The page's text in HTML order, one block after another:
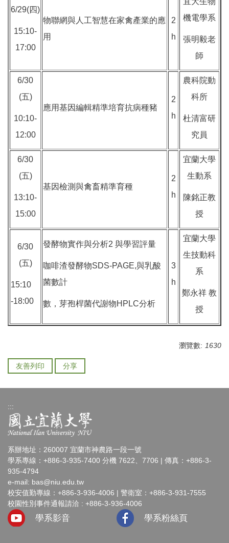
6/29(四)
15:10-
17:00
物聯網與人工智慧在家禽產業的應
用
2
h
機電學系
張明毅老
師
6/30
(五)
10:10-
12:00
應用基因編輯精準培育抗病種豬
2
h
農科院動
科所
杜清富研
究員
6/30
(五)
13:10-
15:00
基因檢測與禽畜精準育種
2
h
宜蘭大學
生動系
陳銘正教
授
6/30
(五)
15:10
-18:00
發酵物實作與分析2 與學習評量
咖啡渣發酵物SDS-PAGE,與乳酸
菌數計
數，芽孢桿菌代謝物HPLC分析
3
h
宜蘭大學
生技動科
系
鄭永祥 教
授
瀏覽數: 1630
友善列印 分享
:::
系辦地址：260007 宜蘭市神農路一段一號
學系專線：+886-3-935-7400 分機 7622、7706 | 傳真：+886-3-
935-4794
e-mail: bas@niu.edu.tw
校安值勤專線：+886-3-936-4006 | 警衛室：+886-3-931-7555
校園性別事件通報請洽 : +886-3-936-4006
學系影音 學系粉絲頁